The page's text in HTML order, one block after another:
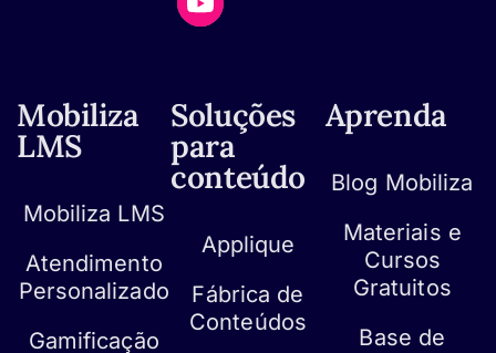
Mobiliza
LMS
Mobiliza LMS
Atendimento
Personalizado
Gamificação
Soluções
para
conteúdo
Applique
Fábrica de
Conteúdos
Aprenda
Blog Mobiliza
Materiais e
Cursos
Gratuitos
Base de